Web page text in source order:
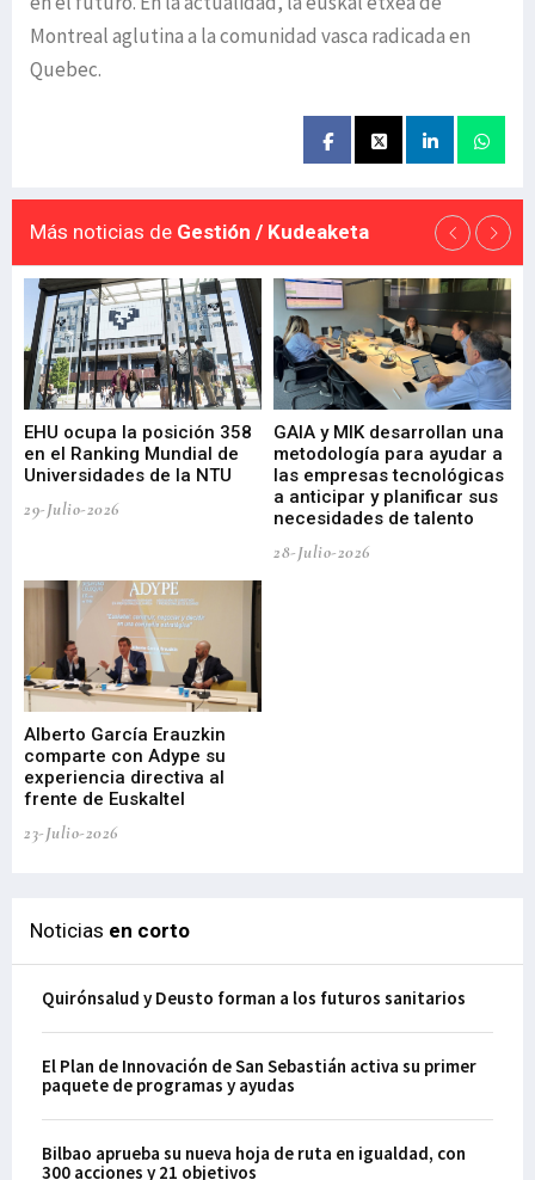
Montreal aglutina a la comunidad vasca radicada en
Quebec.
Más noticias de Gestión / Kudeaketa
EHU ocupa la posición 358
en el Ranking Mundial de
Universidades de la NTU
29-Julio-2026
GAIA y MIK desarrollan una
metodología para ayudar a
las empresas tecnológicas
a anticipar y planificar sus
necesidades de talento
28-Julio-2026
Alberto García Erauzkin
comparte con Adype su
experiencia directiva al
frente de Euskaltel
23-Julio-2026
Noticias en corto
Quirónsalud y Deusto forman a los futuros sanitarios
El Plan de Innovación de San Sebastián activa su primer
paquete de programas y ayudas
Bilbao aprueba su nueva hoja de ruta en igualdad, con
300 acciones y 21 objetivos